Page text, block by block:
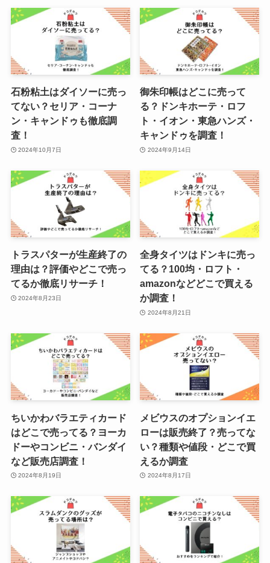
噛みタバコはどこに売ってる？ド
ンキやamazonで買える？値段を
徹底調査！
しまじろうのぬいぐるみはどこで
売ってる？トイザらスやamazon
やメルカリで買える？
売ってる？rxazaセラムはドラッ
グストアや薬局・楽天など取扱
ンキホーテ・ダイソー・ヤマダ電
機・ケーズデンキを調査！
石粉粘土はダイソーに売っ
てない？セリア・コーナ
ン・キャンドゥも徹底調
査！
2024年10月7日
御朱印帳はどこに売って
る？ドンキホーテ・ロフ
ト・イオン・東急ハンズ・
キャンドゥを調査！
2024年9月14日
トラスパターが生産終了の
理由は？評価やどこで売っ
てるか徹底リサーチ！
2024年8月23日
全身タイツはドンキに売っ
てる？100均・ロフト・
amazonなどどこで買える
か調査！
2024年8月21日
ちいかわバラエティカード
はどこで売ってる？ヨーカ
ドーやコンビニ・バンダイ
など販売店調査！
2024年8月19日
メビウスのオプションイエ
ローは販売終了？売ってな
い？種類や値段・どこで買
えるか調査
2024年8月17日